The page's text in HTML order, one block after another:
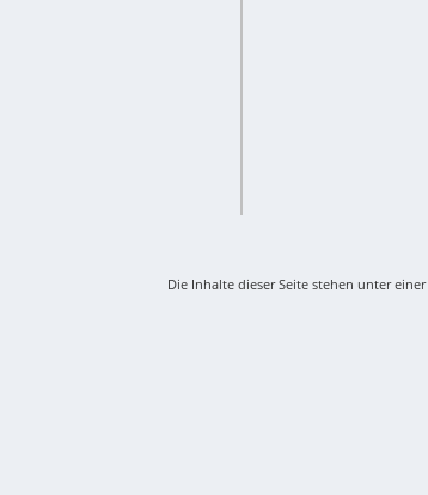
Die Inhalte dieser Seite stehen unter einer